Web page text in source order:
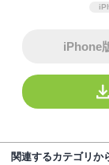
iPhone
関連するカテゴリか